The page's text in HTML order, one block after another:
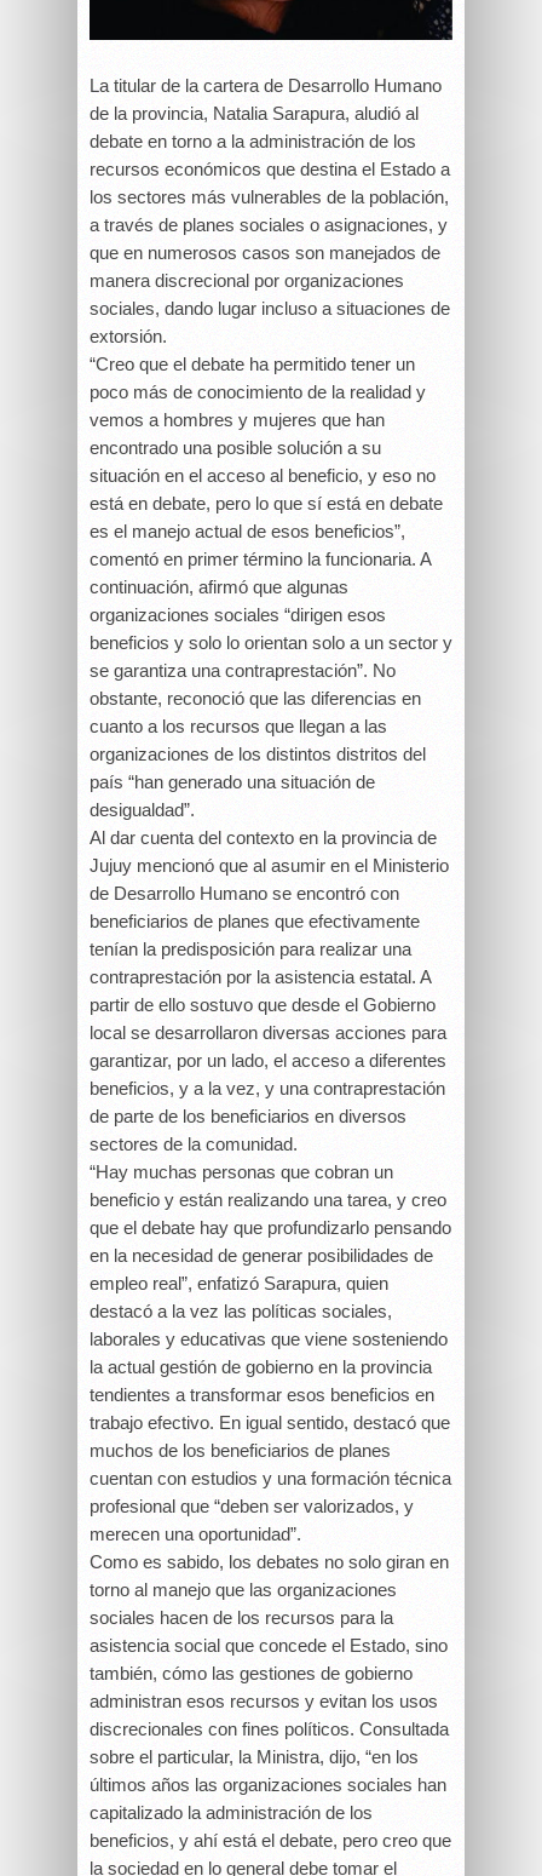
La titular de la cartera de Desarrollo Humano
de la provincia, Natalia Sarapura, aludió al
debate en torno a la administración de los
recursos económicos que destina el Estado a
los sectores más vulnerables de la población,
a través de planes sociales o asignaciones, y
que en numerosos casos son manejados de
manera discrecional por organizaciones
sociales, dando lugar incluso a situaciones de
extorsión.
“Creo que el debate ha permitido tener un
poco más de conocimiento de la realidad y
vemos a hombres y mujeres que han
encontrado una posible solución a su
situación en el acceso al beneficio, y eso no
está en debate, pero lo que sí está en debate
es el manejo actual de esos beneficios”,
comentó en primer término la funcionaria. A
continuación, afirmó que algunas
organizaciones sociales “dirigen esos
beneficios y solo lo orientan solo a un sector y
se garantiza una contraprestación”. No
obstante, reconoció que las diferencias en
cuanto a los recursos que llegan a las
organizaciones de los distintos distritos del
país “han generado una situación de
desigualdad”.
Al dar cuenta del contexto en la provincia de
Jujuy mencionó que al asumir en el Ministerio
de Desarrollo Humano se encontró con
beneficiarios de planes que efectivamente
tenían la predisposición para realizar una
contraprestación por la asistencia estatal. A
partir de ello sostuvo que desde el Gobierno
local se desarrollaron diversas acciones para
garantizar, por un lado, el acceso a diferentes
beneficios, y a la vez, y una contraprestación
de parte de los beneficiarios en diversos
sectores de la comunidad.
“Hay muchas personas que cobran un
beneficio y están realizando una tarea, y creo
que el debate hay que profundizarlo pensando
en la necesidad de generar posibilidades de
empleo real”, enfatizó Sarapura, quien
destacó a la vez las políticas sociales,
laborales y educativas que viene sosteniendo
la actual gestión de gobierno en la provincia
tendientes a transformar esos beneficios en
trabajo efectivo. En igual sentido, destacó que
muchos de los beneficiarios de planes
cuentan con estudios y una formación técnica
profesional que “deben ser valorizados, y
merecen una oportunidad”.
Como es sabido, los debates no solo giran en
torno al manejo que las organizaciones
sociales hacen de los recursos para la
asistencia social que concede el Estado, sino
también, cómo las gestiones de gobierno
administran esos recursos y evitan los usos
discrecionales con fines políticos. Consultada
sobre el particular, la Ministra, dijo, “en los
últimos años las organizaciones sociales han
capitalizado la administración de los
beneficios, y ahí está el debate, pero creo que
la sociedad en lo general debe tomar el